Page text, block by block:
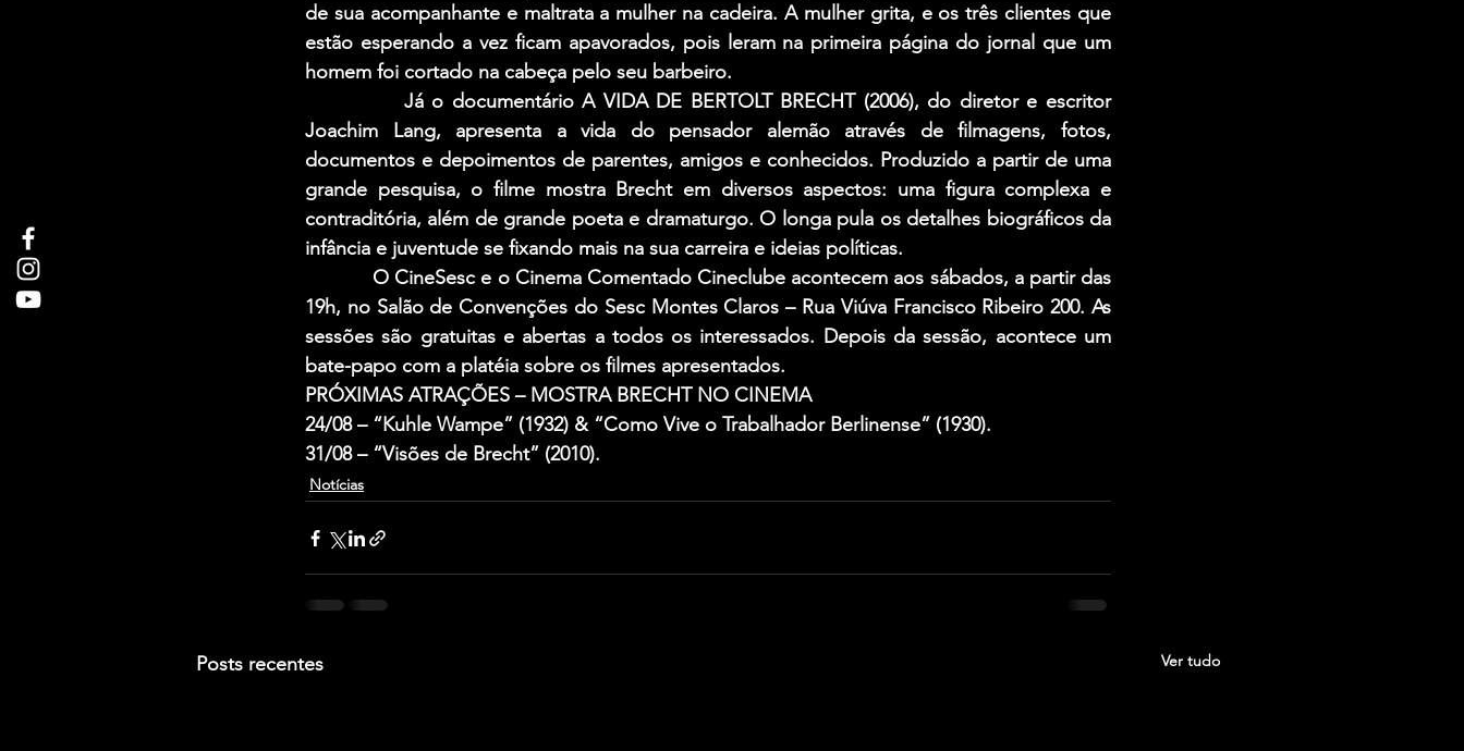
de sua acompanhante e maltrata a mulher na cadeira. A mulher grita, e os três clientes que
estão esperando a vez ficam apavorados, pois leram na primeira página do jornal que um
homem foi cortado na cabeça pelo seu barbeiro.
Já o documentário A VIDA DE BERTOLT BRECHT (2006), do diretor e escritor
Joachim Lang, apresenta a vida do pensador alemão através de filmagens, fotos,
documentos e depoimentos de parentes, amigos e conhecidos. Produzido a partir de uma
grande pesquisa, o filme mostra Brecht em diversos aspectos: uma figura complexa e
contraditória, além de grande poeta e dramaturgo. O longa pula os detalhes biográficos da
infância e juventude se fixando mais na sua carreira e ideias políticas.
O CineSesc e o Cinema Comentado Cineclube acontecem aos sábados, a partir das
19h, no Salão de Convenções do Sesc Montes Claros – Rua Viúva Francisco Ribeiro 200. As
sessões são gratuitas e abertas a todos os interessados. Depois da sessão, acontece um
bate-papo com a platéia sobre os filmes apresentados.
PRÓXIMAS ATRAÇÕES – MOSTRA BRECHT NO CINEMA
24/08 – “Kuhle Wampe” (1932) & “Como Vive o Trabalhador Berlinense” (1930).
31/08 – “Visões de Brecht” (2010).
Notícias
Posts recentes Ver tudo